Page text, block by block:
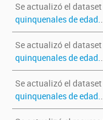
Se actualizó el dataset
quinquenales de edad..
Se actualizó el dataset
quinquenales de edad..
Se actualizó el dataset
quinquenales de edad..